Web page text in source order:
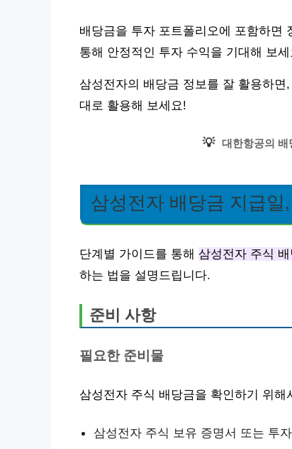
배당금을 투자 포트폴리오에 포함하면
통해 안정적인 투자 수익을 기대해 보세
삼성전자의 배당금 정보를 잘 활용하
대로 활용해 보세요!
💡 대한항공의 배
삼성전자 배당금 지급
단계별 가이드를 통해 삼성전자 주식
하는 법을 설명드립니다.
준비 사항
필요한 준비물
삼성전자 주식 배당금을 확인하기 위
삼성전자 주식 보유 증명서 또는 투